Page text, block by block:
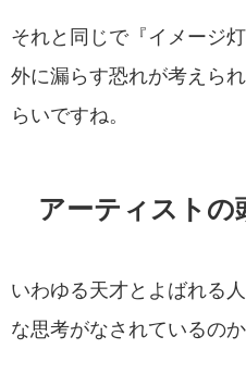
それと同じで『イメージ
外に漏らす恐れが考えら
らいですね。
アーティストの
いわゆる天才とよばれる
な思考がなされているのか